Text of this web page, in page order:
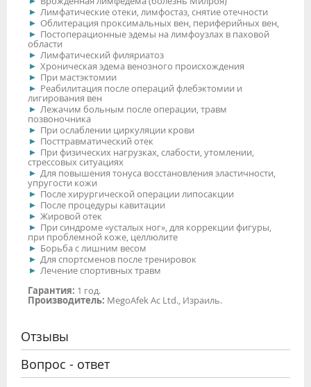
Лимфатические отеки, лимфостаз, снятие отечности
Облитерация проксимальных вен, периферийных вен,
Постоперационные эдемы на лимфоузлах в паховой
области
Лимфатический филяриатоз
Хроническая эдема венозного происхождения
При мастэктомии
Реабилитация после операций флебэктомии и
лигирования вен
Лежачим больным после операции, травм
позвоночника
При ослаблении циркуляции крови
Посттравматический отек
При физических нагрузках, слабости, утомлении,
стрессовых ситуациях
Для повышения тонуса восстановления эластичности,
упругости кожи
После хирургической операции липосакции
После процедуры кавитации
Жировой отек
При синдроме «усталых ног», для коррекции фигуры,
при проблемной коже, целлюлите
Борьба с лишним весом
Для спортсменов после тренировок
Лечение спортивных травм
Гарантия: 1 год.
Производитель: MegoAfek Ac Ltd., Израиль.
Отзывы
Вопрос - ответ